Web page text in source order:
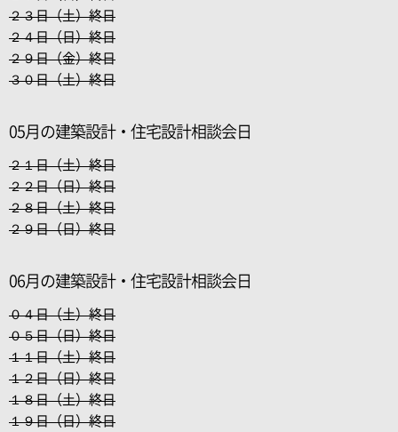
２３日（土）終日
２４日（日）終日
２９日（金）終日
３０日（土）終日
05月の建築設計・住宅設計相談会日
２１日（土）終日
２２日（日）終日
２８日（土）終日
２９日（日）終日
06月の建築設計・住宅設計相談会日
０４日（土）終日
０５日（日）終日
１１日（土）終日
１２日（日）終日
１８日（土）終日
１９日（日）終日